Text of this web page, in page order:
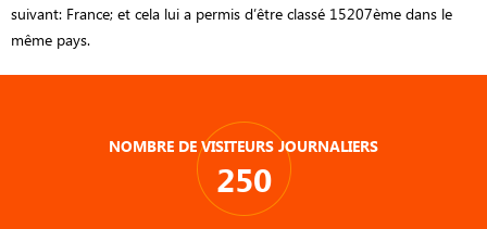
suivant: France; et cela lui a permis d’être classé 15207ème dans le
même pays.
NOMBRE DE VISITEURS JOURNALIERS
250